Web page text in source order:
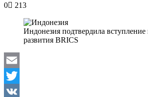
0
213
Индонезия подтвердила
развития BRICS
Email
Twitter